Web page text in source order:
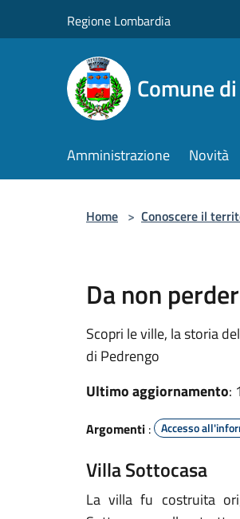
Regione Lombardia
Comune
Amministrazione Novità
Home > Conoscere il
Da non
Scopri le ville, la storia
di Pedrengo
Ultimo aggiornamento:
Argomenti : Accesso
Villa Sottocasa
La villa fu costruita